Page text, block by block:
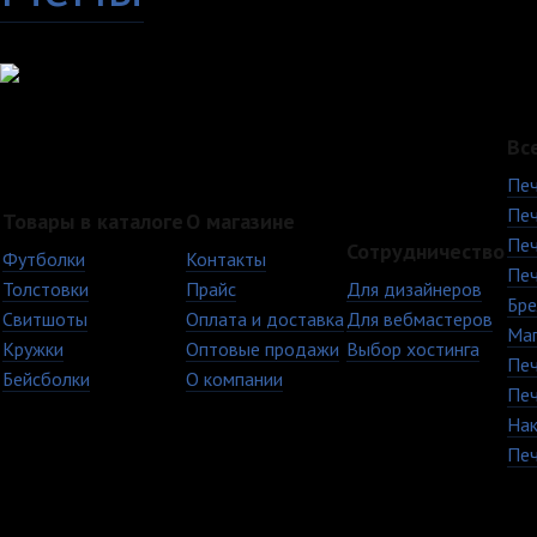
Товары в каталоге
Футболки
Толстовки
Свитшоты
Кружки
Бейсболки
О магазине
Контакты
Прайс
Оплата и доставка
Оптовые продажи
О компании
Сотрудничество
Для дизайнеров
Для вебмастеров
Выбор хостинга